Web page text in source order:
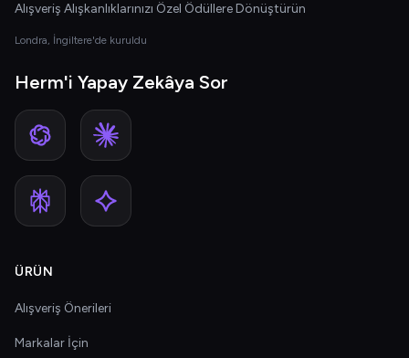
Alışveriş Alışkanlıklarınızı Özel Ödüllere Dönüştürün
Londra, İngiltere'de kuruldu
Herm'i Yapay Zekâya Sor
ÜRÜN
Alışveriş Önerileri
Markalar İçin